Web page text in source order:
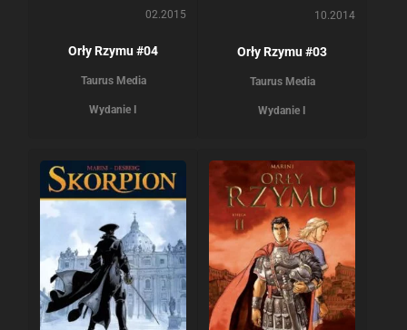
02.2015
Orły Rzymu #04
Taurus Media
Wydanie I
10.2014
Orły Rzymu #03
Taurus Media
Wydanie I